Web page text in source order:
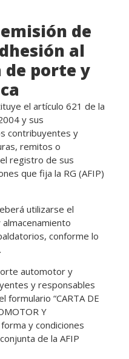
de
al
de porte y
el artículo 621 de la
y sus
contribuyentes y
remitos o
registro de sus
que fija la RG (AFIP)
utilizarse el
conforme lo
automotor y
y responsables
“CARTA DE
Y
forma y condiciones
de la AFIP